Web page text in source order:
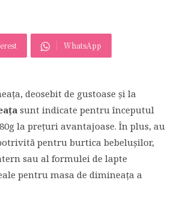
WhatsApp
deosebit de gustoase și la
sunt indicate pentru începutul
la prețuri avantajoase. În plus, au
pentru burtica bebelușilor,
sau al formulei de lapte
pentru masa de dimineața a